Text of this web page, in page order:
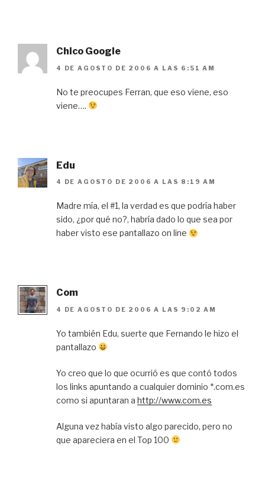
Chico Google
4 DE AGOSTO DE 2006 A LAS 6:51 AM
No te preocupes Ferran, que eso viene, eso
viene….
Edu
4 DE AGOSTO DE 2006 A LAS 8:19 AM
Madre mía, el #1, la verdad es que podría haber
sido, ¿por qué no?, habría dado lo que sea por
haber visto ese pantallazo on line
Com
4 DE AGOSTO DE 2006 A LAS 9:02 AM
Yo también Edu, suerte que Fernando le hizo el
pantallazo
Yo creo que lo que ocurrió es que contó todos
los links apuntando a cualquier dominio *.com.es
como si apuntaran a http://www.com.es
Alguna vez había visto algo parecido, pero no
que apareciera en el Top 100